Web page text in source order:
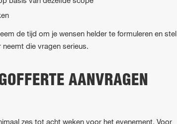
de tijd om je wensen helder te formuleren en stel
die vragen serieus.
AANVRAGEN
zes tot acht weken voor het evenement. Voor